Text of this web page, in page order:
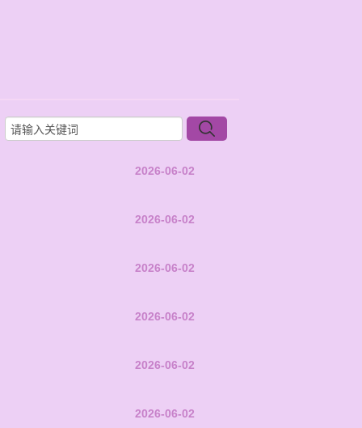
2026-06-02
2026-06-02
2026-06-02
2026-06-02
2026-06-02
2026-06-02